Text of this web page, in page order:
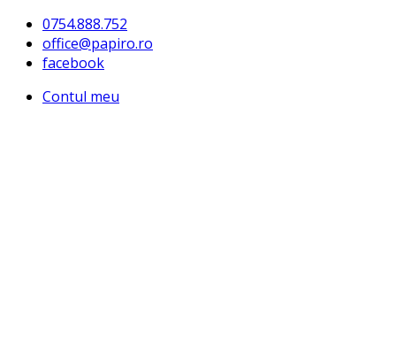
0754.888.752
office@papiro.ro
facebook
Contul meu